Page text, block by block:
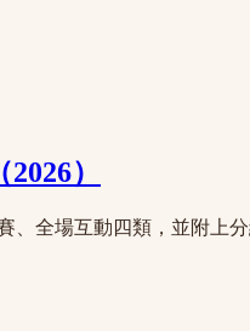
）
全場互動四類，並附上